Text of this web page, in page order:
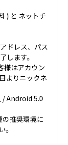
) と ネットチ
ドレス、パス
します。
様はアカウン
よりニックネ
/ Android 5.0
推奨環境に
。